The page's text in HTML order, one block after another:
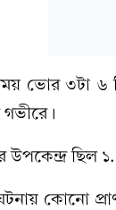
ভোর ৩টা ৬
গভীরে।
ছিল
কোনো